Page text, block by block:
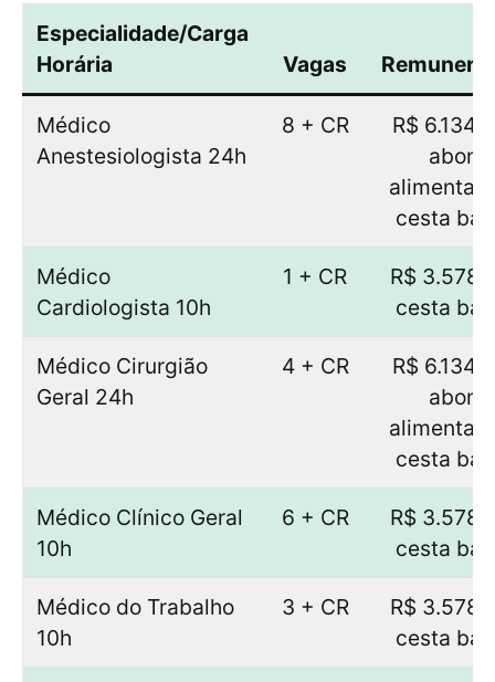
Especialidade/Carga
Horária
Vagas
Médico
Anestesiologista 24h
8 + CR
R$
abono
cesta
Médico
Cardiologista 10h
1 + CR
R$
cesta
Médico Cirurgião
Geral 24h
4 + CR
R$
abono
cesta
Médico Clínico Geral
10h
6 + CR
R$
cesta
Médico do Trabalho
10h
3 + CR
R$
cesta